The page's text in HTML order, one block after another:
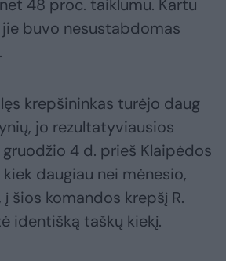
48 proc. taiklumu. Kartu
buvo nesustabdomas
krepšininkas turėjo daug
jo rezultatyviausios
4 d. prieš Klaipėdos
kiek daugiau nei mėnesio,
šios komandos krepšį R.
identišką taškų kiekį.